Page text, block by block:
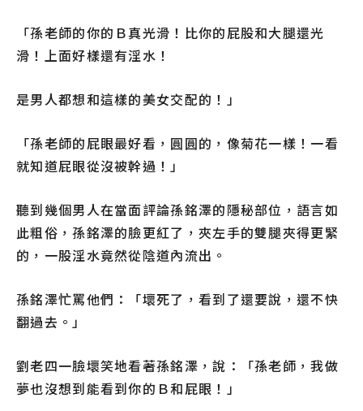
「孫老師的你的Ｂ真光滑！比你的屁股和大腿還光
滑！上面好樣還有淫水！
是男人都想和這樣的美女交配的！」
「孫老師的屁眼最好看，圓圓的，像菊花一樣！一看
就知道屁眼從沒被幹過！」
聽到幾個男人在當面評論孫銘澤的隱秘部位，語言如
此粗俗，孫銘澤的臉更紅了，夾左手的雙腿夾得更緊
的，一股淫水竟然從陰道內流出。
孫銘澤忙罵他們：「壞死了，看到了還要說，還不快
翻過去。」
劉老四一臉壞笑地看著孫銘澤，說：「孫老師，我做
夢也沒想到能看到你的Ｂ和屁眼！」